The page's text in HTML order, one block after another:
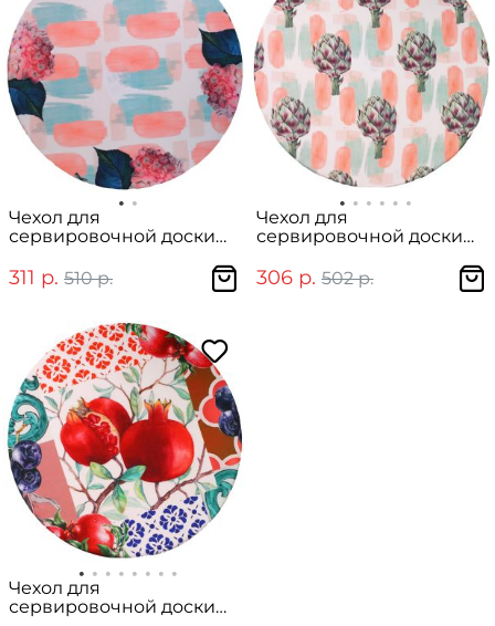
Чехол для
сервировочной доски
311 р. 510 р.
Чехол для
сервировочной доски
306 р. 502 р.
Чехол для
сервировочной доски